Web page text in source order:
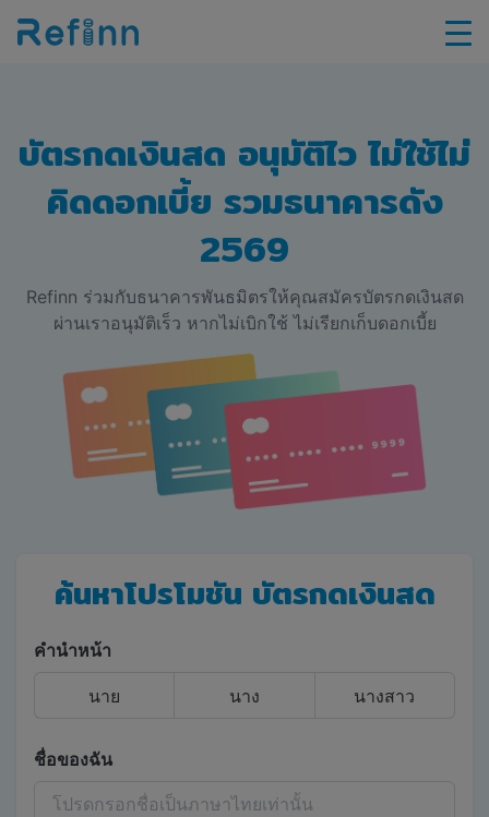
บัตรกดเงินสด อนุมัติไว ไม่ใช้ไม่
คิดดอกเบี้ย รวมธนาคารดัง
2569
Refinn ร่วมกับธนาคารพันธมิตรให้คุณสมัครบัตรกดเงินสด
ผ่านเราอนุมัติเร็ว หากไม่เบิกใช้ ไม่เรียกเก็บดอกเบี้ย
ค้นหาโปรโมชัน บัตรกดเงินสด
คำนำหน้า
นาย นาง นางสาว
ชื่อของฉัน